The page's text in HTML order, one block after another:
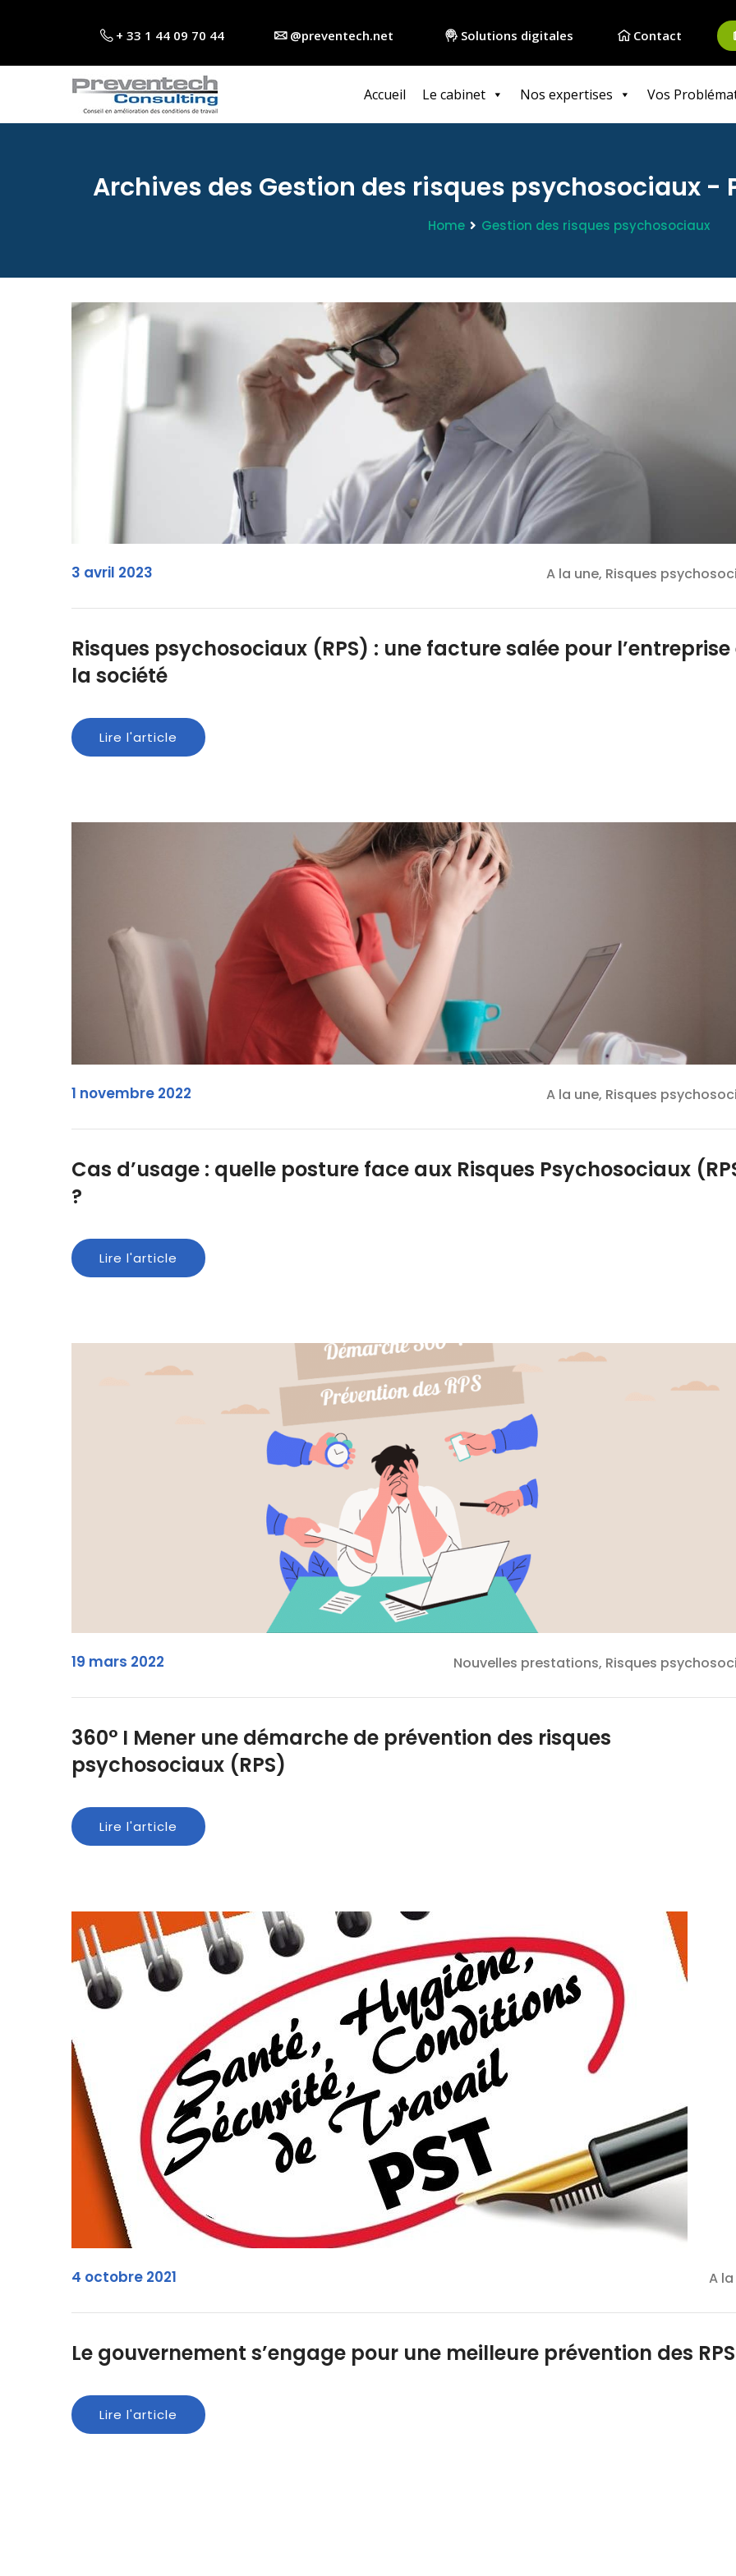
+ 33 1 44 09 70 44 @preventech.net Solutions digitales Contact
Accueil Le cabinet Nos expertises Vos
Archives des Gestion des risques psychosociaux -
Home Gestion des risques psychosociaux
3 avril 2023 A la une, Risques
Risques psychosociaux (RPS) : une facture salée pour l’entreprise
la société
Lire l'article
1 novembre 2022 A la une, Risques
Cas d’usage : quelle posture face aux Risques Psychosociaux
?
Lire l'article
19 mars 2022 Nouvelles prestations, Risques
360° I Mener une démarche de prévention des risques
psychosociaux (RPS)
Lire l'article
4 octobre 2021 A
Le gouvernement s’engage pour une meilleure prévention des RPS
Lire l'article